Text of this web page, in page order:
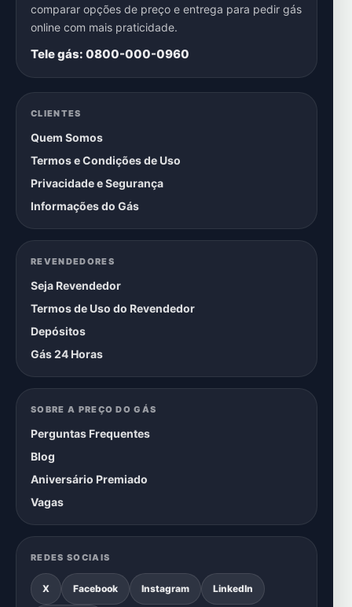
comparar opções de preço e entrega para pedir gás
online com mais praticidade.
Tele gás: 0800-000-0960
CLIENTES
Quem Somos
Termos e Condições de Uso
Privacidade e Segurança
Informações do Gás
REVENDEDORES
Seja Revendedor
Termos de Uso do Revendedor
Depósitos
Gás 24 Horas
SOBRE A PREÇO DO GÁS
Perguntas Frequentes
Blog
Aniversário Premiado
Vagas
REDES SOCIAIS
X Facebook Instagram LinkedIn